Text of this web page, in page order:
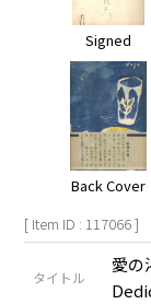
Signed
Back Cover
[ Item ID : 117066 ]
タイトル
愛の